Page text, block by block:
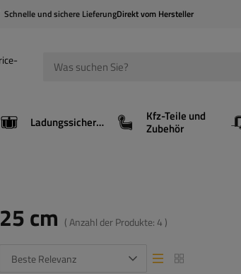
Schnelle und sichere LieferungDirekt vom Hersteller
Ladungssicherung Kfz-Teile und
Zubehör
25 cm ( Anzahl der Produkte:4 )
Beste Relevanz Listenansicht
Listenansicht